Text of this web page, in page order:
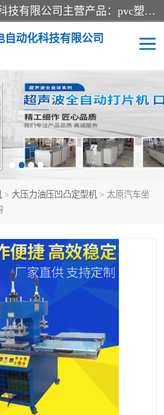
常州联宇机电自动化科技有限公司主营产品：pvc塑料焊机、高频热合机、软膜天花压边机、服装布料凹凸压花机、布料3d压印设备、服装植胶设备、超声波布料花边机、无纺布热合机、全自动压花机。
自动化科技有限公司
> 大压力油压凹凸定型机 > 太原汽车坐
具 超声波热合机
超声波花边机
凹凸压花机压标机
双头服装凹凸压花机
自动超声波打片成型机